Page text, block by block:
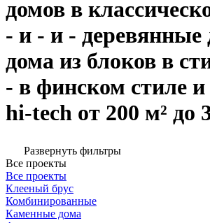
домов в
- и - и - деревянные
дома из блоков в
- в финском стиле и
hi-tech от 200 м² до
Развернуть фильтры
Все проекты
Все проекты
Клееный брус
Комбинированные
Каменные дома